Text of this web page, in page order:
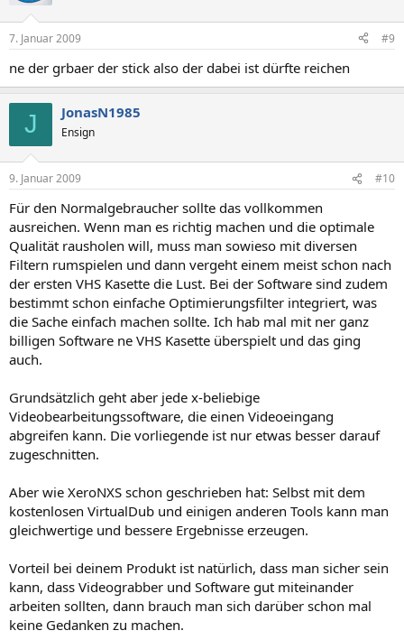
7. Januar 2009 #9
ne der grbaer der stick also der dabei ist dürfte reichen
J JonasN1985
Ensign
9. Januar 2009 #10
Für den Normalgebraucher sollte das vollkommen
ausreichen. Wenn man es richtig machen und die optimale
Qualität rausholen will, muss man sowieso mit diversen
Filtern rumspielen und dann vergeht einem meist schon nach
der ersten VHS Kasette die Lust. Bei der Software sind zudem
bestimmt schon einfache Optimierungsfilter integriert, was
die Sache einfach machen sollte. Ich hab mal mit ner ganz
billigen Software ne VHS Kasette überspielt und das ging
auch.
Grundsätzlich geht aber jede x-beliebige
Videobearbeitungssoftware, die einen Videoeingang
abgreifen kann. Die vorliegende ist nur etwas besser darauf
zugeschnitten.
Aber wie XeroNXS schon geschrieben hat: Selbst mit dem
kostenlosen VirtualDub und einigen anderen Tools kann man
gleichwertige und bessere Ergebnisse erzeugen.
Vorteil bei deinem Produkt ist natürlich, dass man sicher sein
kann, dass Videograbber und Software gut miteinander
arbeiten sollten, dann brauch man sich darüber schon mal
keine Gedanken zu machen.